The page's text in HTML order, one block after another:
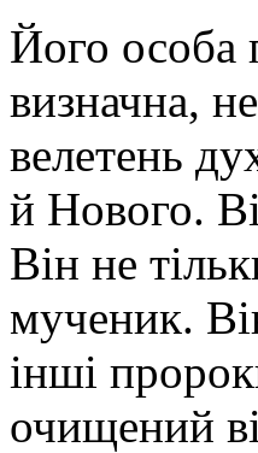
Його особа
визначна,
велетень
й Нового.
Він не
мученик.
інші
очищений